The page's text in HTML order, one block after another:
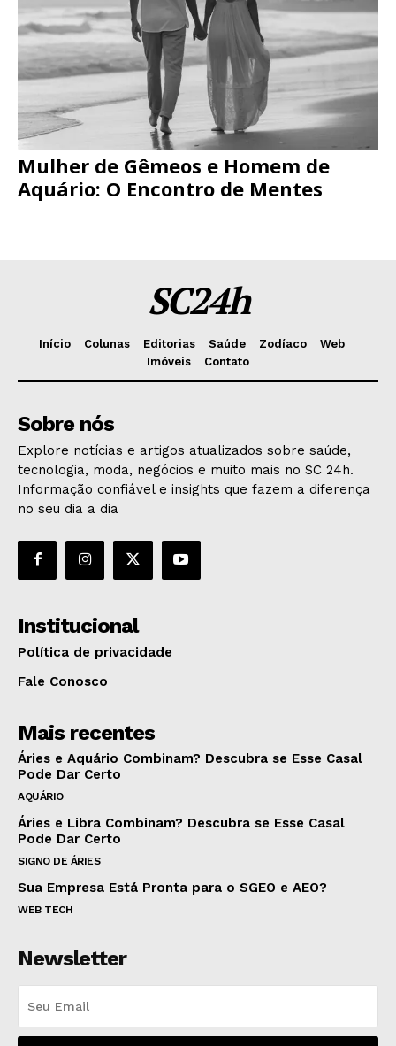
Mulher de Gêmeos e Homem de
Aquário: O Encontro de Mentes
SC24h
Início Colunas Editorias Saúde Zodíaco
Web
Imóveis
Contato
Sobre nós
Explore notícias e artigos atualizados sobre saúde,
tecnologia, moda, negócios e muito mais no SC 24h.
Informação confiável e insights que fazem a diferença
no seu dia a dia
Institucional
Política de privacidade
Fale Conosco
Mais recentes
Áries e Aquário Combinam? Descubra se Esse Casal
Pode Dar Certo
AQUÁRIO
Áries e Libra Combinam? Descubra se Esse Casal
Pode Dar Certo
SIGNO DE ÁRIES
Sua Empresa Está Pronta para o SGEO e AEO?
WEB TECH
Newsletter